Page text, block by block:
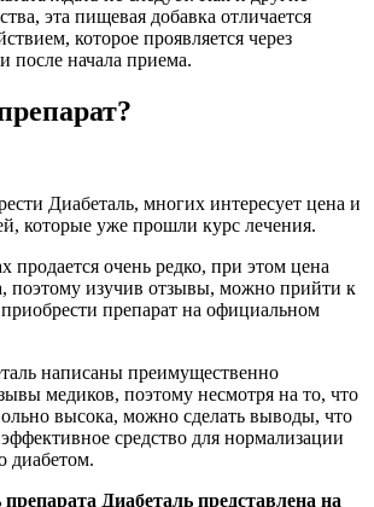
эта пищевая добавка отличается
которое проявляется через
после начала приема.
Диабеталь, многих интересует цена и
которые уже прошли курс лечения.
продается очень редко, при этом цена
поэтому изучив отзывы, можно прийти к
препарат на официальном
написаны преимущественно
медиков, поэтому несмотря на то, что
высока, можно сделать выводы, что
средство для нормализации
диабетом.
Диабеталь представлена на